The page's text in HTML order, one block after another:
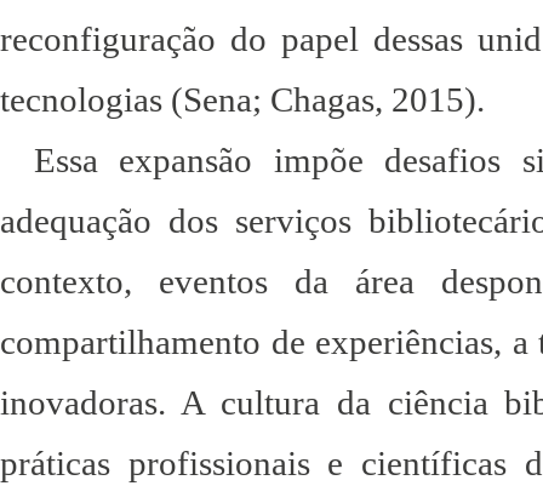
reconfiguração do papel dessas
tecnologias (Sena; Chagas, 2015).
Essa expansão impõe desafios
adequação dos serviços
contexto, eventos da área
compartilhamento de experiências, a
inovadoras. A cultura da ciência
práticas profissionais e científicas